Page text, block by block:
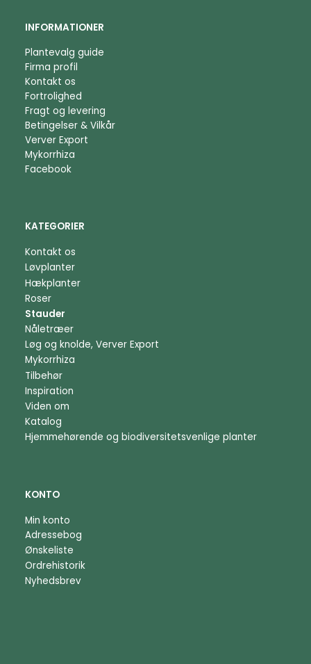
INFORMATIONER
Plantevalg guide
Firma profil
Kontakt os
Fortrolighed
Fragt og levering
Betingelser & Vilkår
Verver Export
Mykorrhiza
Facebook
KATEGORIER
Kontakt os
Løvplanter
Hækplanter
Roser
Stauder
Nåletræer
Løg og knolde, Verver Export
Mykorrhiza
Tilbehør
Inspiration
Viden om
Katalog
Hjemmehørende og biodiversitetsvenlige planter
KONTO
Min konto
Adressebog
Ønskeliste
Ordrehistorik
Nyhedsbrev